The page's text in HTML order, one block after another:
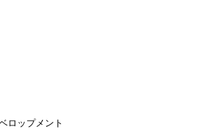
ロップメント